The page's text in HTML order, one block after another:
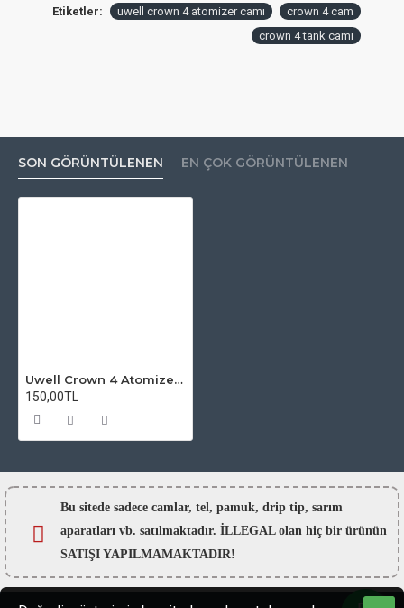
Etiketler: uwell crown 4 atomizer camı
crown 4 cam
crown 4 tank camı
SON GÖRÜNTÜLENEN EN ÇOK GÖRÜNTÜLENEN
Uwell Crown 4 Atomizer Camı
150,00TL
Bu sitede sadece camlar, tel, pamuk, drip tip, sarım
aparatları vb. satılmaktadır. İLLEGAL olan hiç bir ürünün
SATIŞI YAPILMAMAKTADIR!